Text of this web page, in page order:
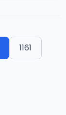
1161